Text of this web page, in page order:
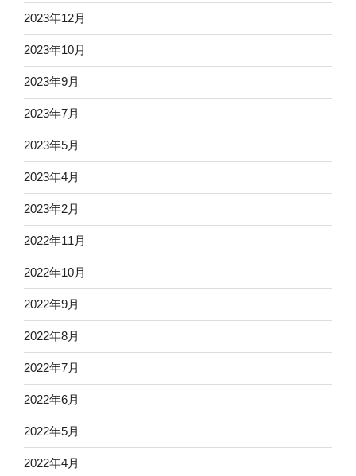
2023年12月
2023年10月
2023年9月
2023年7月
2023年5月
2023年4月
2023年2月
2022年11月
2022年10月
2022年9月
2022年8月
2022年7月
2022年6月
2022年5月
2022年4月